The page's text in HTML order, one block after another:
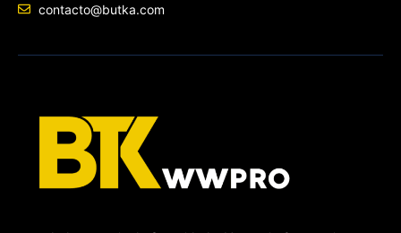
contacto@butka.com